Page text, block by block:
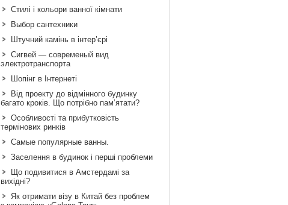
Стилі і кольори ванної кімнати
Выбор сантехники
Штучний камінь в інтер’єрі
Сигвей — современый вид
электротранспорта
Шопінг в Інтернеті
Від проекту до відмінного будинку
багато кроків. Що потрібно пам’ятати?
Особливості та прибутковість
термінових ринків
Самые популярные ванны.
Заселення в будинок і перші проблеми
Що подивитися в Амстердамі за
вихідні?
Як отримати візу в Китай без проблем